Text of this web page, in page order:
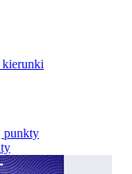
kierunki
punkty